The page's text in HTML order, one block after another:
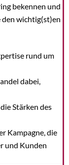
bekennen und
den wichtig(st)en
rund um
dabei,
Stärken des
Kampagne, die
und Kunden